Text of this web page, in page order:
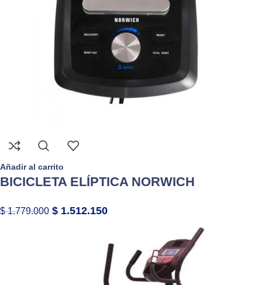
Añadir al carrito
BICICLETA ELÍPTICA NORWICH
$1.779.000 $ 1.512.150